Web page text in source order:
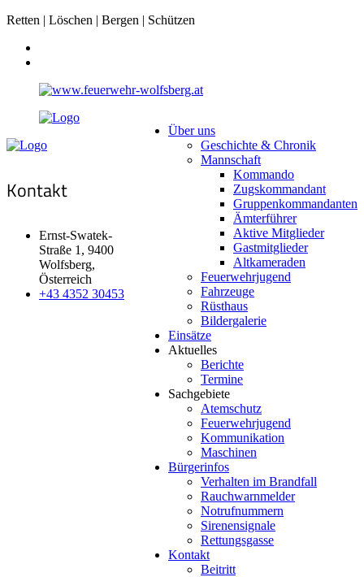
Retten | Löschen | Bergen | Schützen
Über uns
Geschichte & Chronik
Mannschaft
Kommando
Zugskommandant
Gruppenkommandanten
Ämterführer
Aktive Mitglieder
Gastmitglieder
Altkameraden
Feuerwehrjugend
Fahrzeuge
Rüsthaus
Bildergalerie
Einsätze
Aktuelles
Berichte
Termine
Sachgebiete
Atemschutz
Feuerwehrjugend
Kommunikation
Maschinen
Bürgerinfos
Verhalten im Brandfall
Rauchwarnmelder
Notrufnummern
Sirenensignale
Rettungsgasse
Kontakt
Beitritt
Kontakt
Ernst-Swatek-
Straße 1, 9400
Wolfsberg,
Österreich
+43 4352 30453